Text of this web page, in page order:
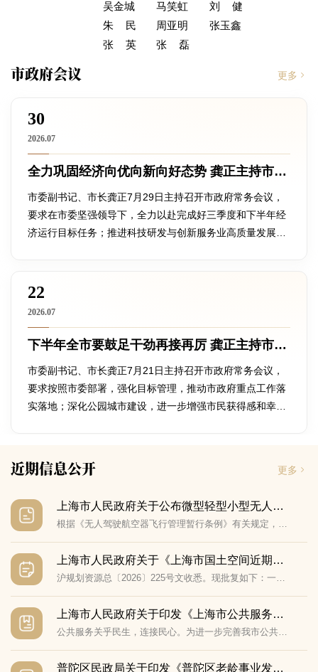
吴金城
马笑虹
刘健
朱民
周亚明
张玉鑫
张英
张磊
市政府会议 更多
30
2026.07
全力巩固经济向优向新向好态势 龚正主持市政府常务会议
市委副书记、市长龚正7月29日主持召开市政府常务会议，
要求在市委坚强领导下，全力以赴完成好三季度和下半年经
济运行目标任务；推进科技研发与创新服务业高质量发展；
22
2026.07
下半年全市要鼓足干劲再接再厉 龚正主持市政府常务会议
市委副书记、市长龚正7月21日主持召开市政府常务会议，
要求按照市委部署，强化目标管理，推动市政府重点工作落
实落地；深化公园城市建设，进一步增强市民获得感和幸福
近期信息公开 更多
上海市人民政府关于公布微型轻型小型无人驾驶航空器适飞空域范围的通告
根据《无人驾驶航空器飞行管理暂行条例》有关规定，现将本市微型、轻型、小型无人驾驶航空器适飞空域范围（以下简称“适飞空域范围”）公布如下：
上海市人民政府关于《上海市国土空间近期实施规划（2026—2030年）》的批复
沪规划资源总〔2026〕225号文收悉。现批复如下：一、原则同意《上海市国土空间近期实施规划（2026—2030年）》（以下简称《规划》），请自行印发并认真组织实施。
上海市人民政府关于印发《上海市公共服务发展“十五五”规划》的通知
公共服务关乎民生，连接民心。为进一步完善我市公共服务体系，持续推进基本公共服务均等化，丰富多层次多样化公共服务供给，根据《上海市国民经济和社会发展第十五个五年规划纲要》，制定本规划。
普陀区民政局关于印发《普陀区老龄事业发展“十五五”规划》的通知